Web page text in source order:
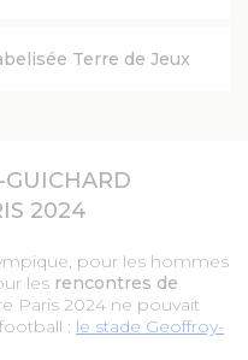
Terre de Jeux
GUICHARD
2024
pour les hommes
les rencontres de
Paris 2024 ne pouvait
: le stade Geoffroy-